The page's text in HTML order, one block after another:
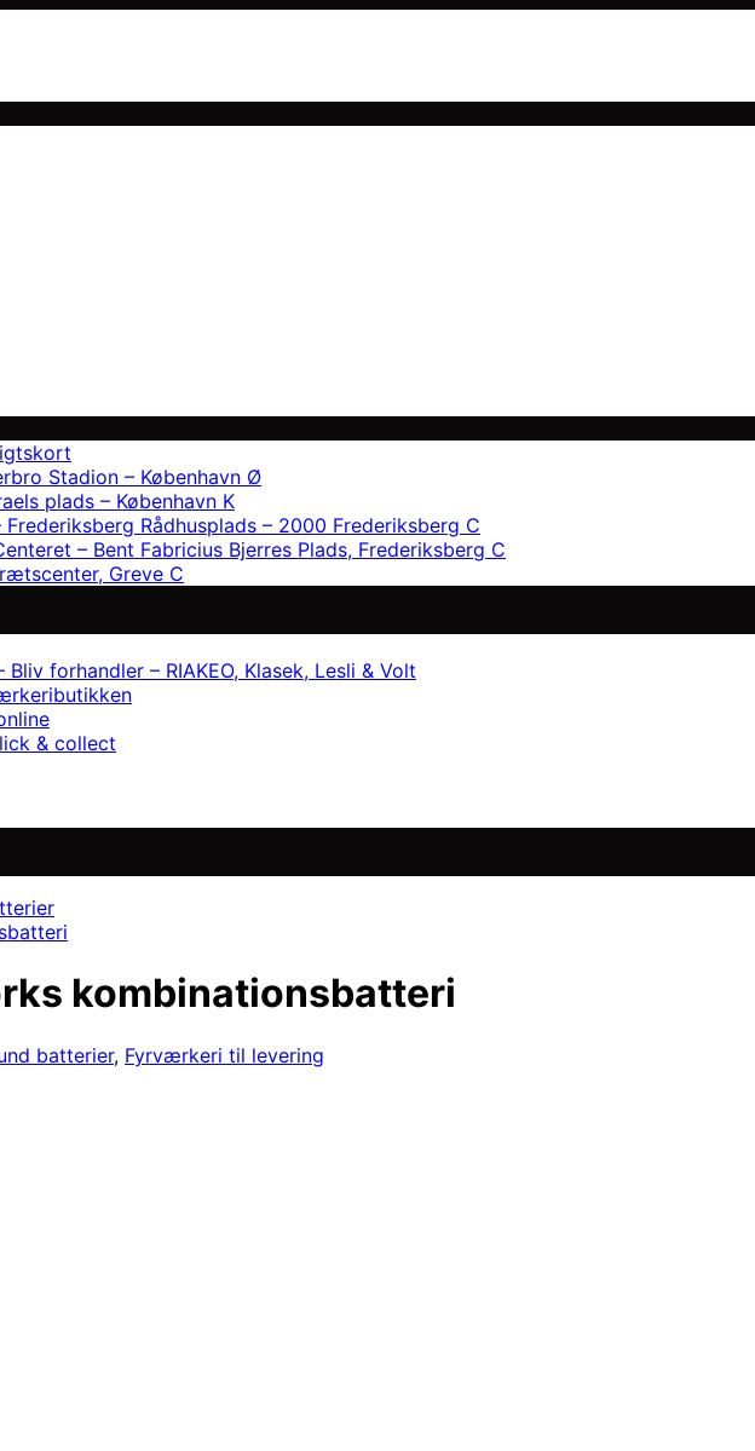
Stadion – København Ø
plads – København K
Rådhusplads – 2000 Frederiksberg C
– Bent Fabricius Bjerres Plads, Frederiksberg C
Greve C
Bliv forhandler – RIAKEO, Klasek, Lesli & Volt
& collect
kombinationsbatteri
batterier, Fyrværkeri til levering